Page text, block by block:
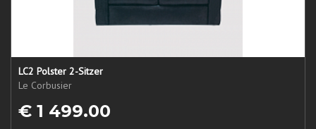
LC2 Polster 2-Sitzer
Le Corbusier
€ 1 499.00